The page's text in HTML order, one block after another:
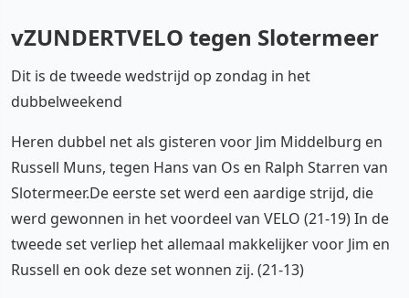
vZUNDERTVELO tegen Slotermeer
Dit is de tweede wedstrijd op zondag in het
dubbelweekend
Heren dubbel net als gisteren voor Jim Middelburg en
Russell Muns, tegen Hans van Os en Ralph Starren van
Slotermeer.De eerste set werd een aardige strijd, die
werd gewonnen in het voordeel van VELO (21-19) In de
tweede set verliep het allemaal makkelijker voor Jim en
Russell en ook deze set wonnen zij. (21-13)